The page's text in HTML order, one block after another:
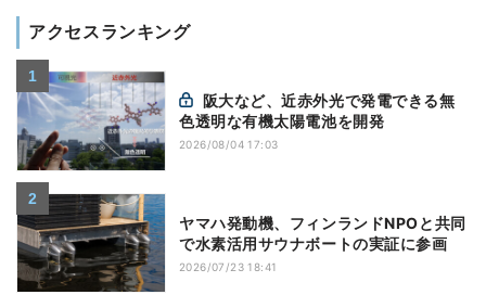
アクセスランキング
色透明な有機太陽電池を開発
2026/08/04 17:03
ヤマハ発動機、フィンランドNPOと共同
で水素活用サウナボートの実証に参画
2026/07/23 18:41